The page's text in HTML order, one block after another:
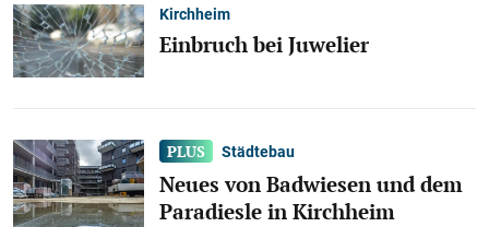
Kirchheim
Einbruch bei Juwelier
Städtebau
Neues von Badwiesen und dem
Paradiesle in Kirchheim